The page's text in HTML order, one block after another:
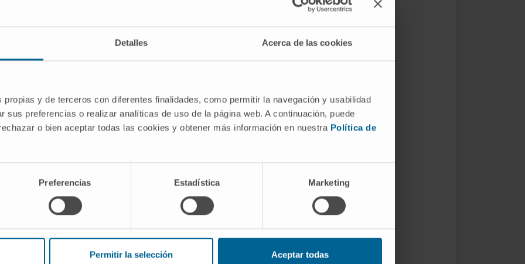
Detalles Acerca de las cookies
propias y de terceros con diferentes finalidades, como permitir la navegación y usabilidad
sus preferencias o realizar analíticas de uso de la página web. A continuación, puede
o bien aceptar todas las cookies y obtener más información en nuestra Política de
Preferencias Estadística Marketing
Permitir la selección Aceptar todas
de Cardiologia do Hospital Universitário
2023.
da
ÁREAS DE INTERESSE
Amiloidose cardíaca.